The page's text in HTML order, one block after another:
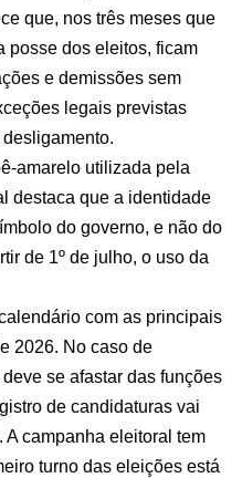
que, nos três meses que
posse dos eleitos, ficam
e demissões sem
legais previstas
amarelo utilizada pela
destaca que a identidade
do governo, e não do
de 1º de julho, o uso da
com as principais
2026. No caso de
se afastar das funções
de candidaturas vai
campanha eleitoral tem
turno das eleições está